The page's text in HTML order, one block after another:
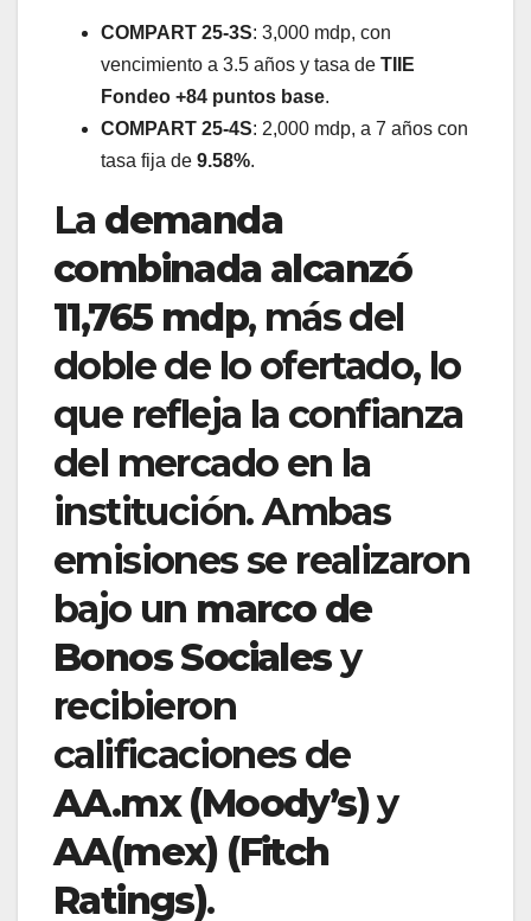
COMPART 25-3S: 3,000 mdp, con
vencimiento a 3.5 años y tasa de TIIE
Fondeo +84 puntos base.
COMPART 25-4S: 2,000 mdp, a 7 años con
tasa fija de 9.58%.
La demanda
combinada alcanzó
11,765 mdp, más del
doble de lo ofertado, lo
que refleja la confianza
del mercado en la
institución. Ambas
emisiones se realizaron
bajo un marco de
Bonos Socialesy
recibieron
calificaciones de
AA.mx (Moody’s)y
AA(mex) (Fitch
Ratings).